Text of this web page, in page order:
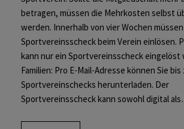
betragen, müssen die Mehrkosten selbst
werden. Innerhalb von vier Wochen
Sportvereinsscheck beim Verein einlösen.
kann nur ein Sportvereinsscheck eingelöst
Familien: Pro E-Mail-Adresse können Sie bis
Sportvereinschecks herunterladen. Der
Sportvereinsscheck kann sowohl digital